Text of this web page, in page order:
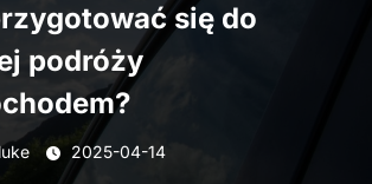
się do
podróży
2025-04-14